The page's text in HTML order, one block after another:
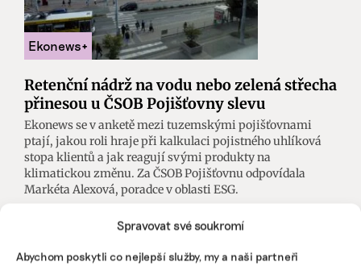
Spravovat své soukromí
Abychom poskytli co nejlepší služby, my a naši partneři
Retenční nádrž na vodu nebo zelená střecha
přinesou u ČSOB Pojišťovny slevu
Ekonews se v anketě mezi tuzemskými pojišťovnami
ptají, jakou roli hraje při kalkulaci pojistného uhlíková
stopa klientů a jak reagují svými produkty na
klimatickou změnu. Za ČSOB Pojišťovnu odpovídala
Markéta Alexová, poradce v oblasti ESG.
Tomáš Pohanka | 23. března 2026